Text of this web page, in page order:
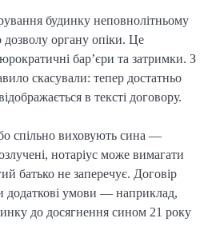
будинку неповнолітньому
органу опіки. Це
бар’єри та затримки. З
скасували: тепер достатньо
в тексті договору.
спільно виховують сина —
нотаріус може вимагати
батько не заперечує. Договір
додаткові умови — наприклад,
до досягнення сином 21 року